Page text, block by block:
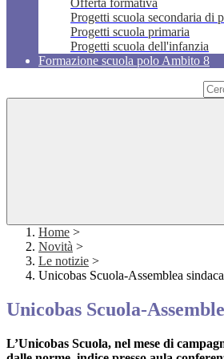
Offerta formativa
Progetti scuola secondaria di
Progetti scuola primaria
Progetti scuola dell'infanzia
Formazione scuola polo Ambito 8
Home >
Novità >
Le notizie >
Unicobas Scuola-Assemblea
Unicobas Scuola-
L’Unicobas Scuola, nel mese di